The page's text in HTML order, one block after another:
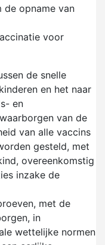
de opname van
voor
de snelle
en het naar
en
van de
van alle vaccins
gesteld, met
overeenkomstig
inzake de
met de
in
wettelijke normen